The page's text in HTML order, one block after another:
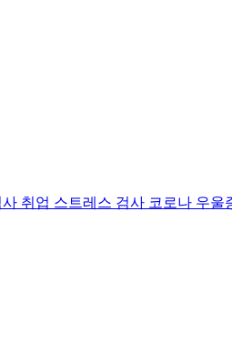
사 취업 스트레스 검사 코로나 우울